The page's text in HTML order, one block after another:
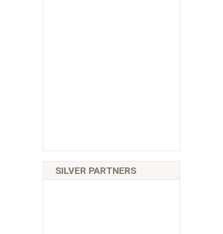
SILVER PARTNERS